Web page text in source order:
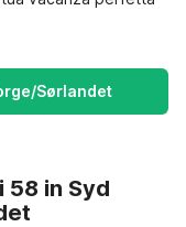
Sørlandet
in Syd